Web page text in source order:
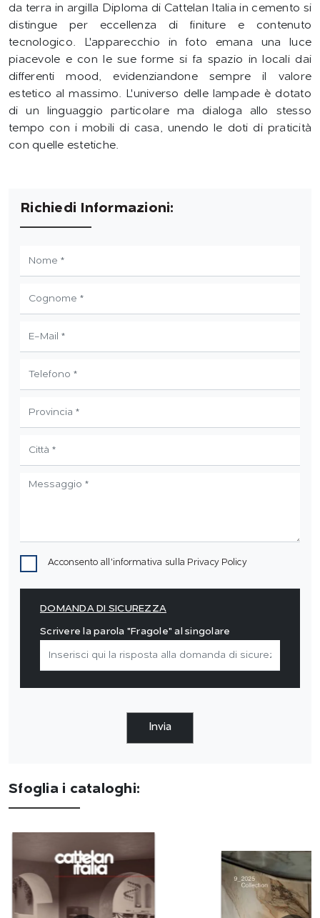
da terra in argilla Diploma di Cattelan Italia in cemento si
distingue per eccellenza di finiture e contenuto
tecnologico. L'apparecchio in foto emana una luce
piacevole e con le sue forme si fa spazio in locali dai
differenti mood, evidenziandone sempre il valore
estetico al massimo. L'universo delle lampade è dotato
di un linguaggio particolare ma dialoga allo stesso
tempo con i mobili di casa, unendo le doti di praticità
con quelle estetiche.
Richiedi Informazioni:
Acconsento all'informativa sulla Privacy Policy
DOMANDA DI SICUREZZA
Scrivere la parola "Fragole" al singolare
Invia
Sfoglia i cataloghi: